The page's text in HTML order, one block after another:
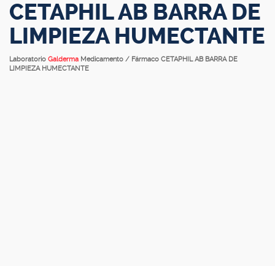
CETAPHIL AB BARRA DE
LIMPIEZA HUMECTANTE
Laboratorio Galderma Medicamento / Fármaco CETAPHIL AB BARRA DE
LIMPIEZA HUMECTANTE